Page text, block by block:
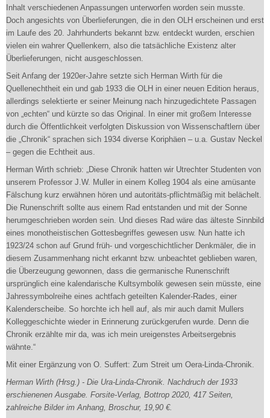
Inhalt verschiedenen Anpassungen unterworfen worden sein musste.
Doch angesichts von Überlieferungen, die in den OLH erscheinen und erst
im Laufe des 20. Jahrhunderts bekannt bzw. entdeckt wurden, erschien
vielen ein wahrer Quellenkern, also die tatsächliche Existenz alter
Überlieferungen, nicht ausgeschlossen.
Seit Anfang der 1920er-Jahre setzte sich Herman Wirth für die
Quellenechtheit ein und gab 1933 die OLH in einer neuen Edition heraus,
allerdings selektierte er seiner Meinung nach hinzugedichtete Passagen
von „echten“ und kürzte so das Original. In einer mit großem Interesse
durch die Öffentlichkeit verfolgten Diskussion von Wissenschaftlern über
die „Chronik“ sprachen sich 1934 diverse Koriphäen – u.a. Gustav Neckel
– gegen die Echtheit aus.
Herman Wirth schrieb: „Diese Chronik hatten wir Utrechter Studenten von
unserem Professor J.W. Muller in einem Kolleg 1904 als eine amüsante
Fälschung kurz erwähnen hören und autoritäts-pflichtmäßig mit belächelt.
Die Runenschrift sollte aus einem Rad entstanden und mit der Sonne
herumgeschrieben worden sein. Und dieses Rad wäre das älteste Sinnbild
eines monotheistischen Gottesbegriffes gewesen usw. Nun hatte ich
1923/24 schon auf Grund früh- und vorgeschichtlicher Denkmäler, die in
diesem Zusammenhang nicht erkannt bzw. unbeachtet geblieben waren,
die Überzeugung gewonnen, dass die germanische Runenschrift
ursprünglich eine kalendarische Kultsymbolik gewesen sein müsste, eine
Jahressymbolreihe eines achtfach geteilten Kalender-Rades, einer
Kalenderscheibe. So horchte ich hell auf, als mir auch damit Mullers
Kolleggeschichte wieder in Erinnerung zurückgerufen wurde. Denn die
Chronik erzählte mir da, was ich mein ureigenstes Arbeitsergebnis
wähnte.“
Mit einer Ergänzung von O. Suffert: Zum Streit um Oera-Linda-Chronik.
Herman Wirth (Hrsg.) - Die Ura-Linda-Chronik. Nachdruch der 1933
erschienenen Ausgabe. Forsite-Verlag, Bottrop 2020, 417 Seiten,
zahlreiche Bilder im Anhang, Broschur, 19,90 €.